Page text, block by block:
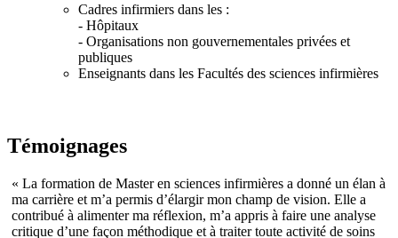
Cadres infirmiers dans les :
- Hôpitaux
- Organisations non gouvernementales privées et
publiques
Enseignants dans les Facultés des sciences infirmières
Témoignages
« La formation de Master en sciences infirmières a donné un élan à
ma carrière et m’a permis d’élargir mon champ de vision. Elle a
contribué à alimenter ma réflexion, m’a appris à faire une analyse
critique d’une façon méthodique et à traiter toute activité de soins